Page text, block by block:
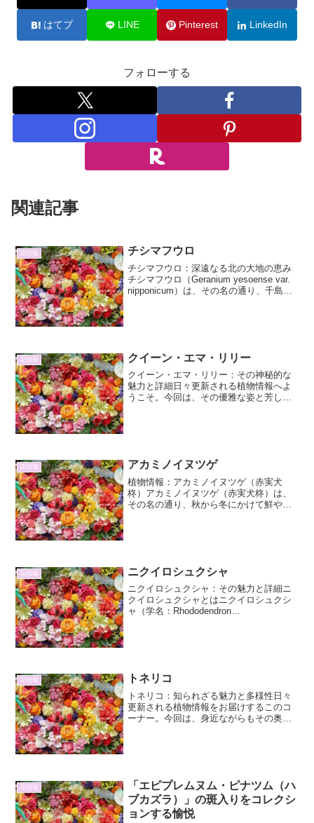
はてブ LINE Pinterest LinkedIn
フォローする
関連記事
花情報 チシマフウロ
チシマフウロ：深遠なる北の大地の恵み
チシマフウロ（Geranium yesoense var.
nipponicum）は、その名の通り、千島列
花情報 クイーン・エマ・リリー
クイーン・エマ・リリー：その神秘的な
魅力と詳細日々更新される植物情報へよ
うこそ。今回は、その優雅な姿と芳しい
花情報 アカミノイヌツゲ
植物情報：アカミノイヌツゲ（赤実犬
柊）アカミノイヌツゲ（赤実犬柊）は、
その名の通り、秋から冬にかけて鮮やか
花情報 ニクイロシュクシャ
ニクイロシュクシャ：その魅力と詳細ニ
クイロシュクシャとはニクイロシュクシ
ャ（学名：Rhododendron
花情報 トネリコ
トネリコ：知られざる魅力と多様性日々
更新される植物情報をお届けするこのコ
ーナー。今回は、身近ながらもその奥深
花情報
「エピプレムヌム・ピナツム（ハ
ブカズラ）」の斑入りをコレクシ
ョンする愉悦